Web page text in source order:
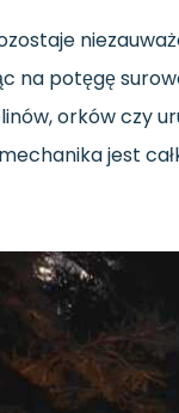
na potęgę
orków czy
jest